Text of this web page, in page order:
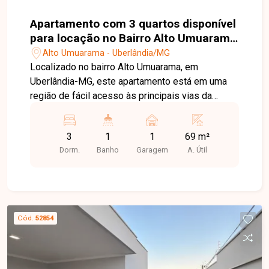
Apartamento com 3 quartos disponível
para locação no Bairro Alto Umuarama
em Uberlândia-MG
Alto Umuarama - Uberlândia/MG
Localizado no bairro Alto Umuarama, em
Uberlândia-MG, este apartamento está em uma
região de fácil acesso às principais vias da
escolas, farmácias, comércios e diversos
serviços, proporcionando praticidade e conforto
para o dia a dia. O imóvel conta com sala ampla
armários planejados, área de serviço com tanque,
despensa com prateleiras e 01 vaga de garagem
coberta. O condomínio oferece portaria 24 horas,
água e gás canalizado inclusos na taxa
3
Dorm.
1
Banho
1
Garagem
69 m²
A. Útil
Cód. 52854